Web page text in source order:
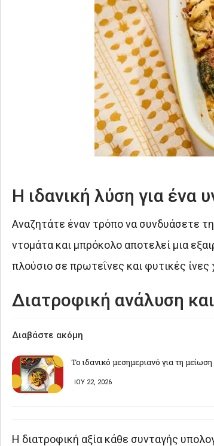
Η ιδανική λύση για ένα
Αναζητάτε έναν τρόπο να συνδυάσετε
ντομάτα και μπρόκολο αποτελεί μια
πλούσιο σε πρωτεΐνες και φυτικές
Διατροφική ανάλυση
Διαβάστε ακόμη
Το ιδανικό μεσημεριανό για τη
ΙΟΥ 22, 2026
Η διατροφική αξία κάθε συνταγής